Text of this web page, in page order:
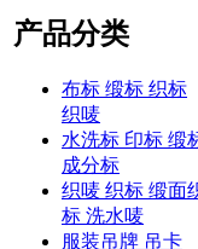
产品分类
布标 缎标 织标
织唛
水洗标 印标 缎
成分标
织唛 织标 缎面
标 洗水唛
服装吊牌 吊卡